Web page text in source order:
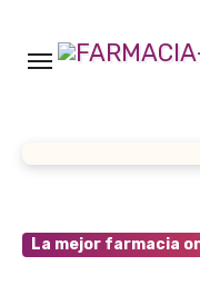
contenido
La mejor farmacia